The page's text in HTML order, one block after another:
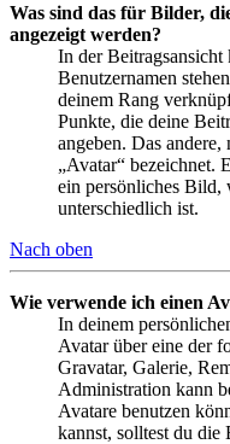
Was sind das für Bilder,
angezeigt werden?
In der
Benutzernamen
deinem Rang
Punkte, die deine
angeben. Das
„Avatar“ bezeichnet.
ein persönliches Bild,
unterschiedlich ist.
Nach oben
Wie verwende ich einen
In deinem
Avatar über eine der
Gravatar, Galerie,
Administration kann
Avatare benutzen
kannst, solltest du